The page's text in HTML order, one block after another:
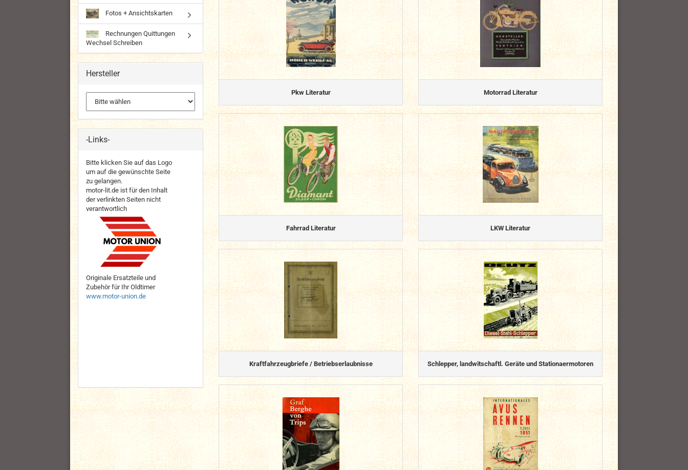
Pkw Literatur Motorrad Literatur
Fahrrad Literatur LKW Literatur
Kraftfahrzeugbriefe / Betriebserlaubnisse Schlepper, landwitschaftl. Geräte und Stationaermotoren
Fotos + Ansichtskarten
Rechnungen Quittungen
Wechsel Schreiben
Hersteller
-Links-
Bitte klicken Sie auf das Logo
um auf die gewünschte Seite
zu gelangen.
motor-lit.de ist für den Inhalt
der verlinkten Seiten nicht
verantwortlich
Originale Ersatzteile und
Zubehör für Ihr Oldtimer
www.motor-union.de